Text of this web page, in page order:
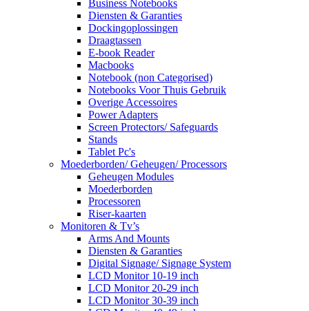
Business Notebooks
Diensten & Garanties
Dockingoplossingen
Draagtassen
E-book Reader
Macbooks
Notebook (non Categorised)
Notebooks Voor Thuis Gebruik
Overige Accessoires
Power Adapters
Screen Protectors/ Safeguards
Stands
Tablet Pc's
Moederborden/ Geheugen/ Processors
Geheugen Modules
Moederborden
Processoren
Riser-kaarten
Monitoren & Tv’s
Arms And Mounts
Diensten & Garanties
Digital Signage/ Signage System
LCD Monitor 10-19 inch
LCD Monitor 20-29 inch
LCD Monitor 30-39 inch